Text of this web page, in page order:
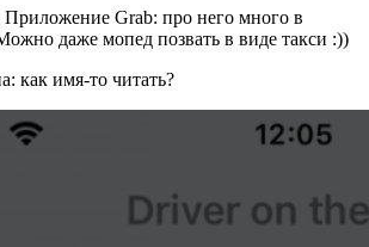
Grab: про него много в
даже мопед позвать в виде такси :))
как имя-то читать?